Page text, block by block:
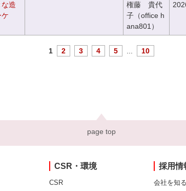
造
権藤 貴代
子（office h
ana801）
1 2 3 4 5 10
page top
CSR・環境
CSR
採用情
会社を知る